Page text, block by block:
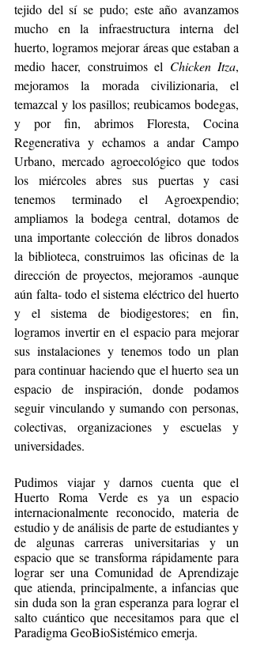
tejido del sí se pudo; este año avanzamos
mucho en la infraestructura interna del
huerto, logramos mejorar áreas que estaban a
medio hacer, construimos el Chicken Itza,
mejoramos la morada civilizionaria, el
temazcal y los pasillos; reubicamos bodegas,
y por fin, abrimos Floresta, Cocina
Regenerativa y echamos a andar Campo
Urbano, mercado agroecológico que todos
los miércoles abres sus puertas y casi
tenemos terminado el Agroexpendio;
ampliamos la bodega central, dotamos de
una importante colección de libros donados
la biblioteca, construimos las oficinas de la
dirección de proyectos, mejoramos -aunque
aún falta- todo el sistema eléctrico del huerto
y el sistema de biodigestores; en fin,
logramos invertir en el espacio para mejorar
sus instalaciones y tenemos todo un plan
para continuar haciendo que el huerto sea un
espacio de inspiración, donde podamos
seguir vinculando y sumando con personas,
colectivas, organizaciones y escuelas y
universidades.
Pudimos viajar y darnos cuenta que el
Huerto Roma Verde es ya un espacio
internacionalmente reconocido, materia de
estudio y de análisis de parte de estudiantes y
de algunas carreras universitarias y un
espacio que se transforma rápidamente para
lograr ser una Comunidad de Aprendizaje
que atienda, principalmente, a infancias que
sin duda son la gran esperanza para lograr el
salto cuántico que necesitamos para que el
Paradigma GeoBioSistémico emerja.